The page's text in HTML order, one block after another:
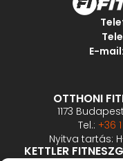
E-mail:
OTTHONI
1173
Tel.: +36
Nyitva tartás:
KETTLER